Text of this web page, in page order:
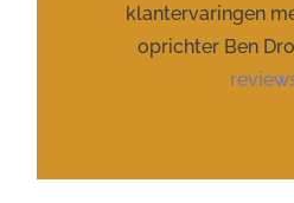
klantervaringen
oprichter Ben